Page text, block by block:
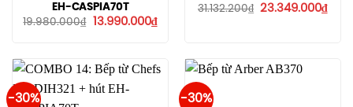
EH-CASPIA70T
19.980.000₫
Giá
13.990.000₫Giá
hiện
13.990.000₫.
31.132.200₫
Giá
23.349.000₫Giá
hiện
-30% -30%